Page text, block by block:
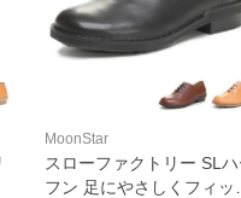
MoonStar
スローファクトリー SLハ
フン 足にやさしくフィット